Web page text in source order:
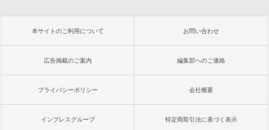
本サイトのご利用について お問い合わせ
広告掲載のご案内 編集部へのご連絡
プライバシーポリシー 会社概要
インプレスグループ 特定商取引法に基づく表示